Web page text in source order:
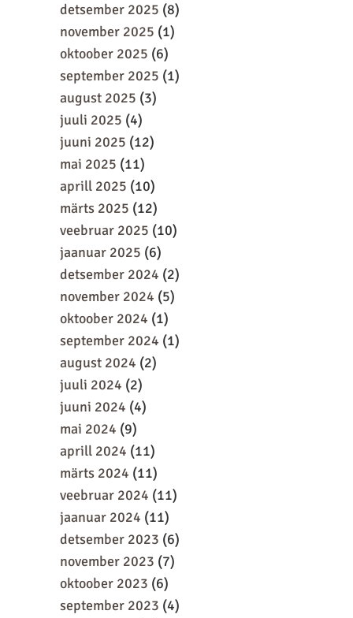
detsember 2025 (8)
november 2025 (1)
oktoober 2025 (6)
september 2025 (1)
august 2025 (3)
juuli 2025 (4)
juuni 2025 (12)
mai 2025 (11)
aprill 2025 (10)
märts 2025 (12)
veebruar 2025 (10)
jaanuar 2025 (6)
detsember 2024 (2)
november 2024 (5)
oktoober 2024 (1)
september 2024 (1)
august 2024 (2)
juuli 2024 (2)
juuni 2024 (4)
mai 2024 (9)
aprill 2024 (11)
märts 2024 (11)
veebruar 2024 (11)
jaanuar 2024 (11)
detsember 2023 (6)
november 2023 (7)
oktoober 2023 (6)
september 2023 (4)